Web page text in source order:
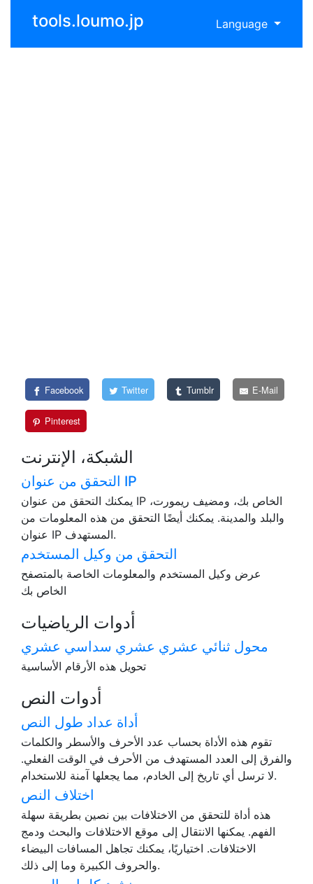
tools.loumo.jp Language
Facebook Twitter Tumblr E-Mail
Pinterest
الشبكة، الإنترنت
التحقق من عنوان IP
يمكنك التحقق من عنوان IP الخاص بك، ومضيف ريمورت،
والبلد والمدينة. يمكنك أيضًا التحقق من هذه المعلومات من
عنوان IP المستهدف.
التحقق من وكيل المستخدم
عرض وكيل المستخدم والمعلومات الخاصة بالمتصفح
الخاص بك
أدوات الرياضيات
محول ثنائي عشري عشري سداسي عشري
تحويل هذه الأرقام الأساسية
أدوات النص
أداة عداد طول النص
تقوم هذه الأداة بحساب عدد الأحرف والأسطر والكلمات
والفرق إلى العدد المستهدف من الأحرف في الوقت الفعلي.
لا ترسل أي تاريخ إلى الخادم، مما يجعلها آمنة للاستخدام.
اختلاف النص
هذه أداة للتحقق من الاختلافات بين نصين بطريقة سهلة
الفهم. يمكنها الانتقال إلى موقع الاختلافات والبحث ودمج
الاختلافات. اختياريًا، يمكنك تجاهل المسافات البيضاء
والحروف الكبيرة وما إلى ذلك.